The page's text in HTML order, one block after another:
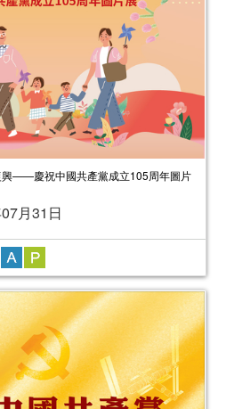
興——慶祝中國共產黨成立105周年圖片
月31日